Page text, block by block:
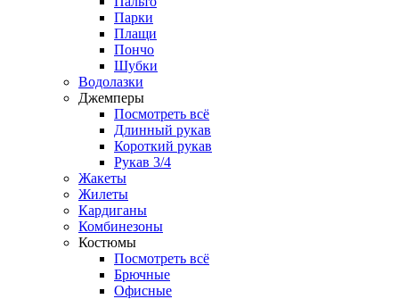
Парки
Плащи
Пончо
Шубки
Водолазки
Джемперы
Посмотреть всё
Длинный рукав
Короткий рукав
Рукав 3/4
Жакеты
Жилеты
Кардиганы
Комбинезоны
Костюмы
Посмотреть всё
Брючные
Офисные